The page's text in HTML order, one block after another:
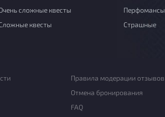
сложные квесты Перфомансы
квесты Страшные
Правила модерации отзывов
Отмена бронирования
FAQ